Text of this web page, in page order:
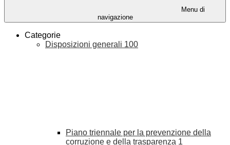
Menu di
navigazione
Categorie
Disposizioni generali 100
Piano triennale per la prevenzione della
corruzione e della trasparenza 1